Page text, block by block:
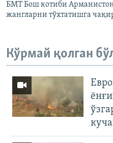
БМТ Бош котиби
жангларни тўхтатишга
Кўрмай қолган